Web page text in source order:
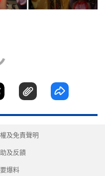
及免責聲明
及反饋
爆料